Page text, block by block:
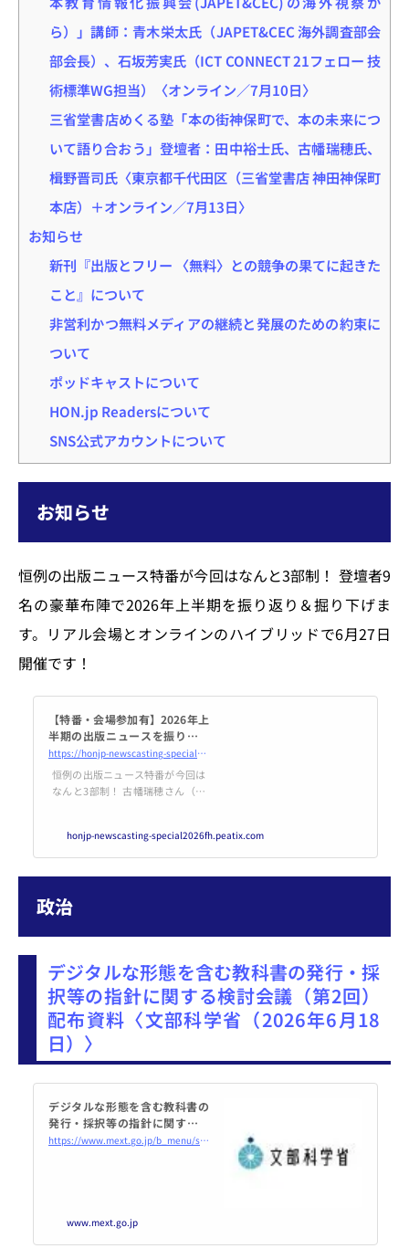
ら）」講師：青木栄太氏（JAPET&CEC 海外調査部会
部会長）、石坂芳実氏（ICT CONNECT 21フェロー 技
術標準WG担当）〈オンライン／7月10日〉
三省堂書店めくる塾「本の街神保町で、本の未来につ
いて語り合おう」登壇者：田中裕士氏、古幡瑞穂氏、
楫野晋司氏〈東京都千代田区（三省堂書店 神田神保町
本店）＋オンライン／7月13日〉
お知らせ
新刊『出版とフリー 〈無料〉との競争の果てに起きた
こと』について
非営利かつ無料メディアの継続と発展のための約束に
ついて
ポッドキャストについて
HON.jp Readersについて
SNS公式アカウントについて
お知らせ
恒例の出版ニュース特番が今回はなんと3部制！ 登壇者9
名の豪華布陣で2026年上半期を振り返り＆掘り下げま
す。リアル会場とオンラインのハイブリッドで6月27日
開催です！
【特番・会場参加有】2026年上
半期の出版ニュースを振り返る
――HON[.]jp News Casting /
古幡瑞穂×内沼晋太郎×梶原治
樹×菊池健×libro×徳力基彦×
松浦シゲキ×大西隆幸×鷹野凌
https://honjp-newscasting-special2026fh.peatix.com/view
恒例の出版ニュース特番が今回は
なんと3部制！ 古幡瑞穂さん（出
ディネーター/「本の惑星」）、
梶原治樹さん（出版社勤務 / ... po
wered by Peatix : More than a tick
honjp-newscasting-special2026fh.peatix.com
政治
デジタルな形態を含む教科書の発行・採
択等の指針に関する検討会議（第2回）
配布資料〈文部科学省（2026年6月18
日）〉
デジタルな形態を含む教科書の
発行・採択等の指針に関する検
討会議（第2回） 配布資料：文
https://www.mext.go.jp/b_menu/shingi/mext_02361.html
www.mext.go.jp